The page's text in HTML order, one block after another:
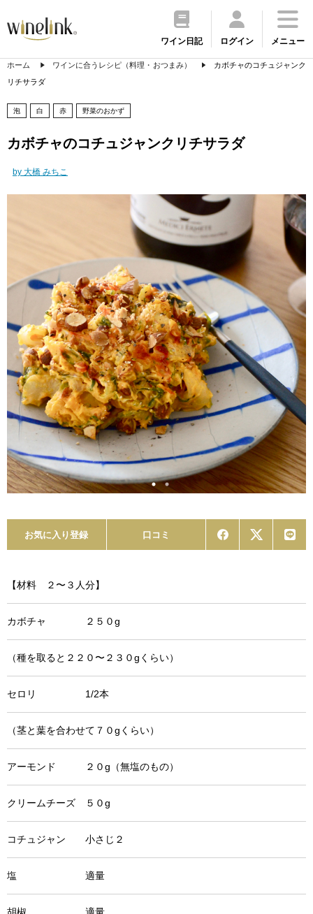
ワイン日記 ログイン メニュー
ホーム ワインに合うレシピ（料理・おつまみ）
カボチャのコチュジャンク
リチサラダ
泡 白 赤 野菜のおかず
カボチャのコチュジャンクリチサラダ
by 大橋 みちこ
お気に入り登録 口コミ
【材料 ２〜３人分】
カボチャ ２５０g
（種を取ると２２０〜２３０gくらい）
セロリ 1/2本
（茎と葉を合わせて７０gくらい）
アーモンド ２０g（無塩のもの）
クリームチーズ ５０g
コチュジャン 小さじ２
塩 適量